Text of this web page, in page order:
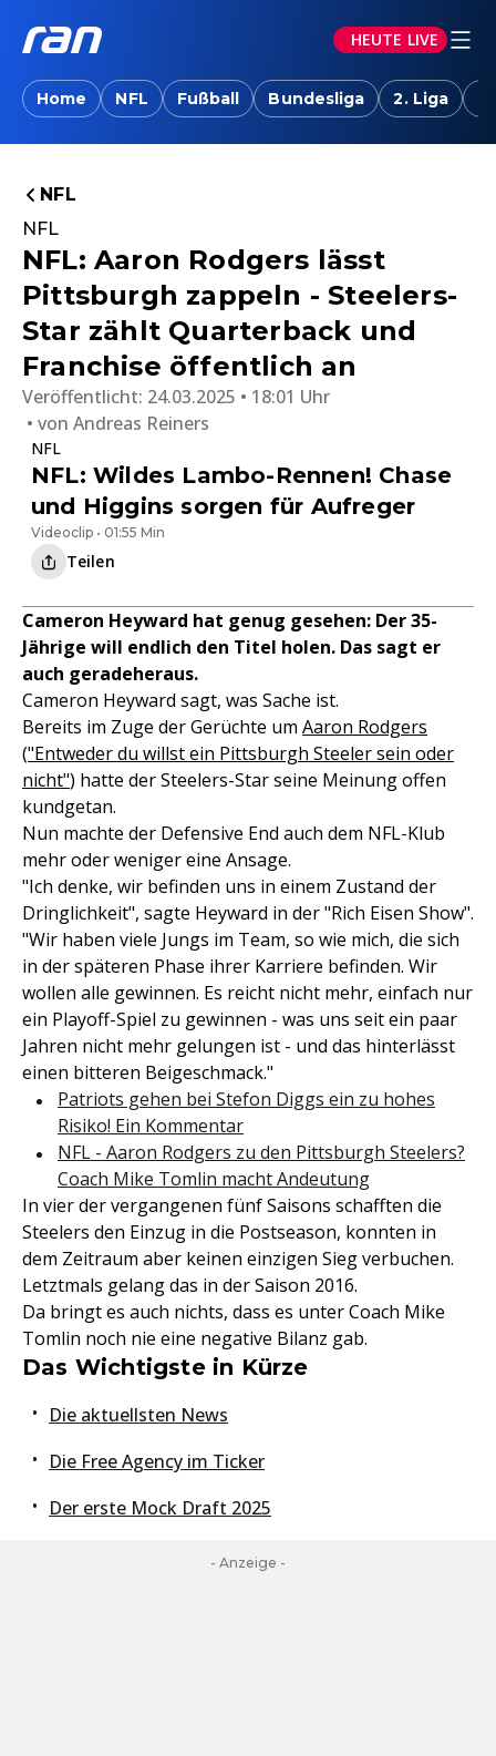
HEUTE LIVE
Home NFL Fußball Bundesliga 2. Liga
NFL
NFL
NFL: Aaron Rodgers lässt
Pittsburgh zappeln - Steelers-
Star zählt Quarterback und
Franchise öffentlich an
Veröffentlicht: 24.03.2025 • 18:01 Uhr
von Andreas Reiners
NFL
NFL: Wildes Lambo-Rennen! Chase
und Higgins sorgen für Aufreger
Videoclip • 01:55 Min
Teilen
Cameron Heyward hat genug gesehen: Der 35-
Jährige will endlich den Titel holen. Das sagt er
auch geradeheraus.
Cameron Heyward sagt, was Sache ist.
Bereits im Zuge der Gerüchte um Aaron Rodgers
("Entweder du willst ein Pittsburgh Steeler sein oder
nicht") hatte der Steelers-Star seine Meinung offen
kundgetan.
Nun machte der Defensive End auch dem NFL-Klub
mehr oder weniger eine Ansage.
"Ich denke, wir befinden uns in einem Zustand der
Dringlichkeit", sagte Heyward in der "Rich Eisen Show".
"Wir haben viele Jungs im Team, so wie mich, die sich
in der späteren Phase ihrer Karriere befinden. Wir
wollen alle gewinnen. Es reicht nicht mehr, einfach nur
ein Playoff-Spiel zu gewinnen - was uns seit ein paar
Jahren nicht mehr gelungen ist - und das hinterlässt
einen bitteren Beigeschmack."
Patriots gehen bei Stefon Diggs ein zu hohes
Risiko! Ein Kommentar
NFL - Aaron Rodgers zu den Pittsburgh Steelers?
Coach Mike Tomlin macht Andeutung
In vier der vergangenen fünf Saisons schafften die
Steelers den Einzug in die Postseason, konnten in
dem Zeitraum aber keinen einzigen Sieg verbuchen.
Letztmals gelang das in der Saison 2016.
Da bringt es auch nichts, dass es unter Coach Mike
Tomlin noch nie eine negative Bilanz gab.
Das Wichtigste in Kürze
Die aktuellsten News
Die Free Agency im Ticker
Der erste Mock Draft 2025
- Anzeige -